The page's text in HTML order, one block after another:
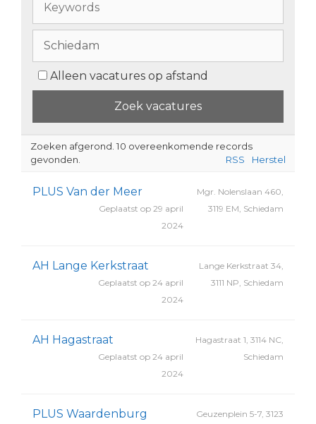
Alleen vacatures op afstand
Zoeken afgerond. 10 overeenkomende records
gevonden.
Herstel
RSS
PLUS Van der Meer
Mgr. Nolenslaan 460,
3119 EM, Schiedam
Geplaatst op 29 april
2024
AH Lange Kerkstraat
Lange Kerkstraat 34,
3111 NP, Schiedam
Geplaatst op 24 april
2024
AH Hagastraat
Hagastraat 1, 3114 NC,
Schiedam
Geplaatst op 24 april
2024
PLUS Waardenburg
Geuzenplein 5-7, 3123